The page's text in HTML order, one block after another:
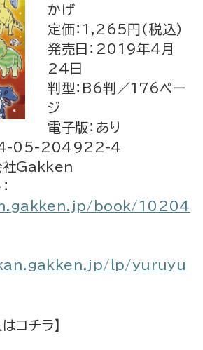
かげ
定価：1,265円（税込）
発売日：2019年4月
24日
判型：B6判／176ペー
ジ
電子版：あり
4-05-204922-4
社Gakken
book/10204
lp/yuruyu
コチラ】